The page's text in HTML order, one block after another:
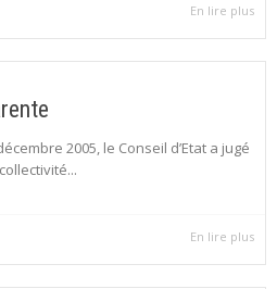
En lire plus
2005, le Conseil d’Etat a jugé
En lire plus